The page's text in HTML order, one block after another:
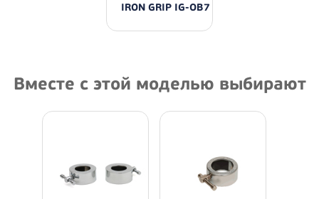
IRON GRIP IG-OB7
Вместе с этой моделью выбирают